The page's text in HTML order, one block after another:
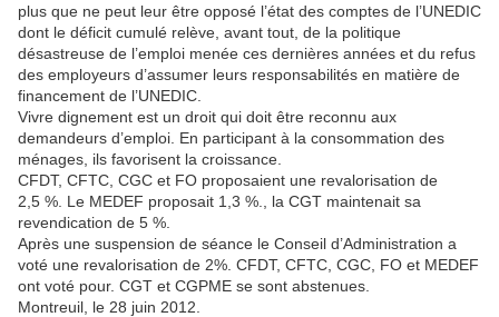
plus que ne peut leur être opposé l’état des comptes de l’UNEDIC
dont le déficit cumulé relève, avant tout, de la politique
désastreuse de l’emploi menée ces dernières années et du refus
des employeurs d’assumer leurs responsabilités en matière de
financement de l’UNEDIC.
Vivre dignement est un droit qui doit être reconnu aux
demandeurs d’emploi. En participant à la consommation des
ménages, ils favorisent la croissance.
CFDT, CFTC, CGC et FO proposaient une revalorisation de
2,5 %. Le MEDEF proposait 1,3 %., la CGT maintenait sa
revendication de 5 %.
Après une suspension de séance le Conseil d’Administration a
voté une revalorisation de 2%. CFDT, CFTC, CGC, FO et MEDEF
ont voté pour. CGT et CGPME se sont abstenues.
Montreuil, le 28 juin 2012.